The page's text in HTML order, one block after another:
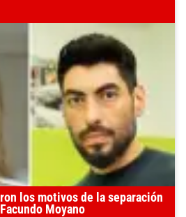
los motivos de la separación
Moyano